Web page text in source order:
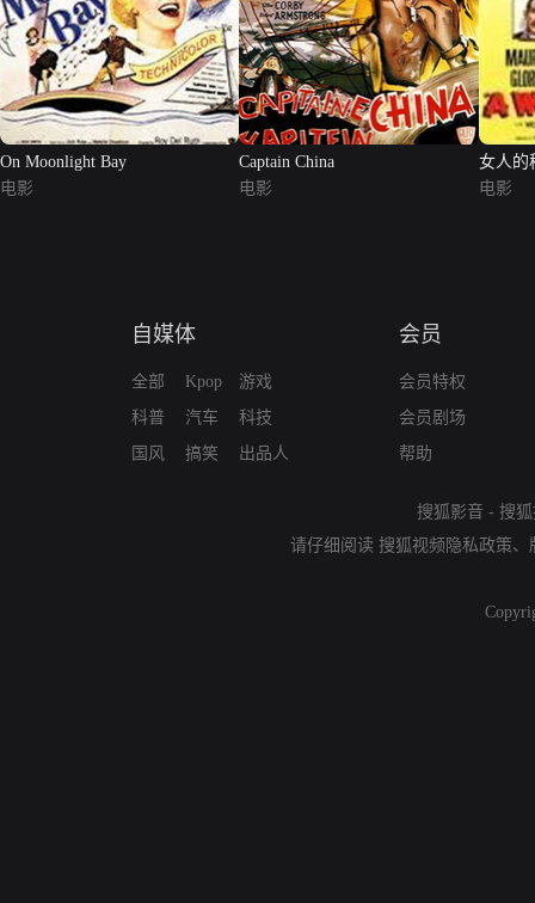
On Moonlight Bay
电影
Captain China
电影
女人的
电影
自媒体
全部
科普
国风
Kpop
汽车
搞笑
游戏
科技
出品人
会员
会员特权
会员剧场
帮助
搜狐影音 - 搜
请仔细阅读 搜狐视频隐私政策、